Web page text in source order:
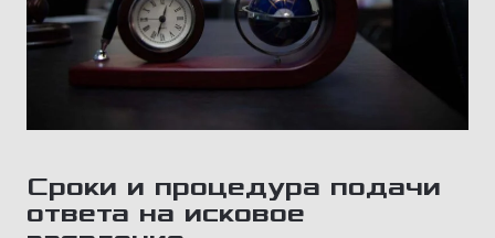
Сроки и процедура подачи
ответа на исковое